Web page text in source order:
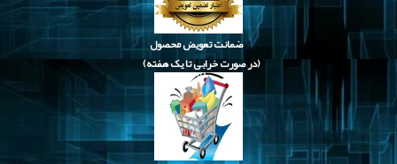
ضمانت تعویض محصول
(در صورت خرابی تا یک هفته)